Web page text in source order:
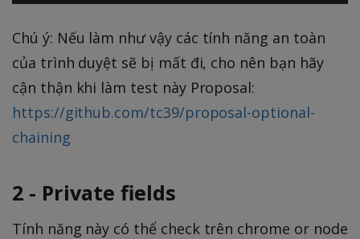
Chú ý: Nếu làm như vậy các tính năng an toàn
của trình duyệt sẽ bị mất đi, cho nên bạn hãy
cận thận khi làm test này Proposal:
https://github.com/tc39/proposal-optional-
chaining
2 - Private fields
Tính năng này có thể check trên chrome or node